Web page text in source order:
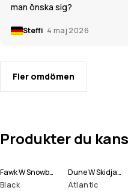
man önska sig?
Steffi 4 maj 2026
Fler omdömen
Produkter du
Fawk W Snowboardbyxa Kvinna
Black
Dune W Skidjacka Kvinna
Atlantic